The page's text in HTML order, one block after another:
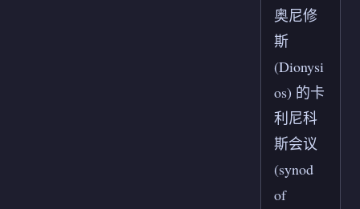
奥尼修
斯
(Dionysi
os) 的卡
利尼科
斯会议
(synod
of